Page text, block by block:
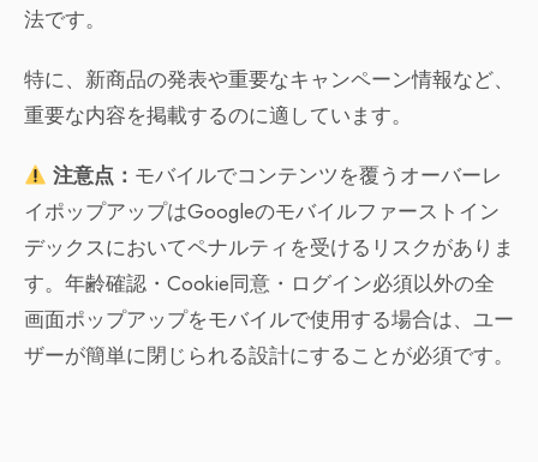
法です。
特に、新商品の発表や重要なキャンペーン情報など、
重要な内容を掲載するのに適しています。
注意点： モバイルでコンテンツを覆うオーバーレ
イポップアップはGoogleのモバイルファーストイン
デックスにおいてペナルティを受けるリスクがありま
す。年齢確認・Cookie同意・ログイン必須以外の全
画面ポップアップをモバイルで使用する場合は、ユー
ザーが簡単に閉じられる設計にすることが必須です。